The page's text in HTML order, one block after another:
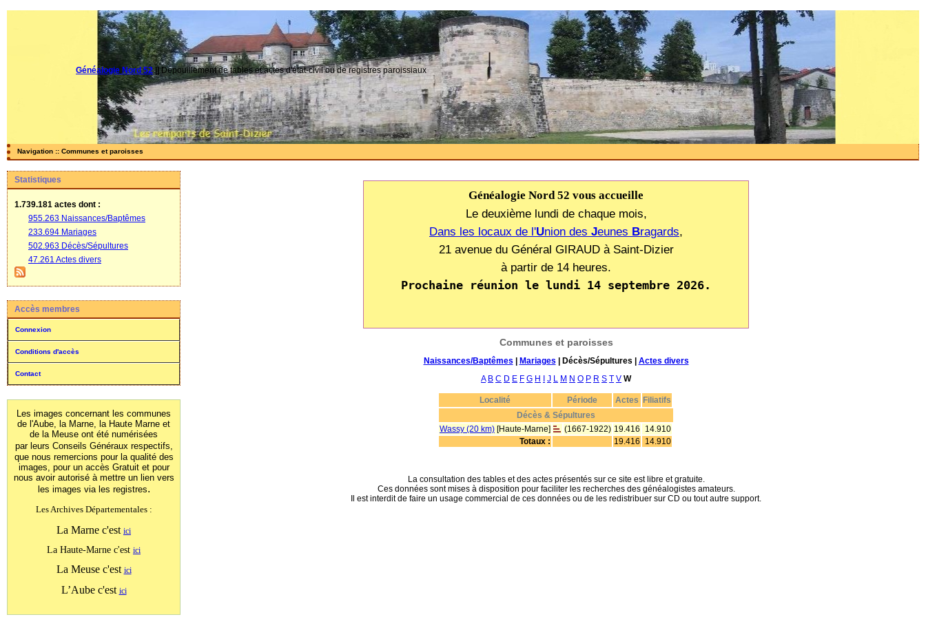
Généalogie Nord 52|| Dépouillement de tables et actes d'état-civil ou de registres paroissiaux
Navigation :: Communes et paroisses
Statistiques
1.739.181 actes dont :
955.263 Naissances/Baptêmes
233.694 Mariages
502.963 Décès/Sépultures
47.261 Actes divers
Accès membres
Connexion
Conditions d'accès
Contact
Les images concernant les communes
de l'Aube, la Marne, la Haute Marne et
de la Meuse ont été numérisées
par leurs Conseils Généraux respectifs,
que nous remercions pour la qualité des
images, pour un accès Gratuit et pour
nous avoir autorisé à mettre un lien vers
les images via les registres.
Les Archives Départementales :
La Marne c'est ici
La Haute-Marne c'est ici
La Meuse c'est ici
L’Aube c'est ici
Généalogie Nord 52 vous accueille
Le deuxième lundi de chaque mois,
Dans les locaux de l'Union des Jeunes Bragards,
21 avenue du Général GIRAUD à Saint-Dizier
à partir de 14 heures.
Communes et paroisses
Naissances/Baptêmes | Mariages | Décès/Sépultures | Actes divers
A B C D E F G H I J L M N O P R S T V W
Localité Période Actes Filiatifs
Décès & Sépultures
Wassy (20 km) [Haute-Marne] (1667-1922) 19.416
14.910
Totaux :
19.416 14.910
La consultation des tables et des actes présentés sur ce site est libre et gratuite.
Ces données sont mises à disposition pour faciliter les recherches des généalogistes amateurs.
Il est interdit de faire un usage commercial de ces données ou de les redistribuer sur CD ou tout autre support.